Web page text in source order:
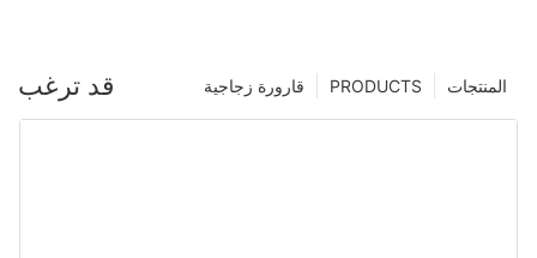
قد ترغب المنتجات PRODUCTS قارورة زجاجية